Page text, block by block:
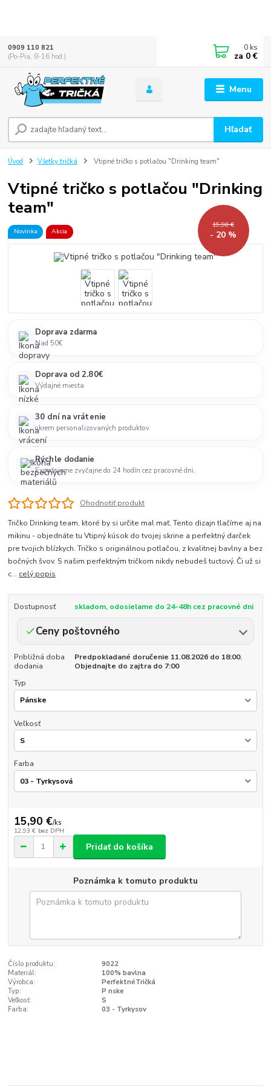
Menu
Hľadať
0909 110 821
(Po-Pia, 8-16 hod.)
0 ks
za 0 €
Úvod Všetky tričká Vtipné tričko s potlačou "Drinking team"
Vtipné tričko s potlačou "Drinking
team"
Novinka Akcia
19,90 €
- 20 %
Doprava zdarma
Nad 50€
Doprava od 2.80€
Výdajné miesta
30 dní na vrátenie
okrem personalizovaných produktov
Rýchle dodanie
Expedujeme zvyčajne do 24 hodín cez pracovné dni.
Ohodnotiť produkt
Tričko Drinking team, ktoré by si určite mal mať, Tento dizajn tlačíme aj na
mikinu - objednáte tu Vtipný kúsok do tvojej skrine a perfektný darček
pre tvojich blízkych. Tričko s originálnou potlačou, z kvalitnej bavlny a bez
bočných švov. S našim perfektným tričkom nikdy nebudeš tuctový. Či už si
c... celý popis
Dostupnosť skladom, odosielame do 24-48h cez pracovné dni
Ceny poštovného
Približná doba
dodania
Predpokladané doručenie 11.08.2026 do 18:00.
Objednajte do zajtra do 7:00
Typ
Veľkosť
Farba
15,90 €/ks
12,93 € bez DPH
Pridať do košíka
Poznámka k tomuto produktu
Číslo produktu:
9022
Materiál:
100% bavlna
Výrobca:
PerfektnéTričká
Typ:
P nske
Veľkosť:
S
Farba:
03 - Tyrkysov